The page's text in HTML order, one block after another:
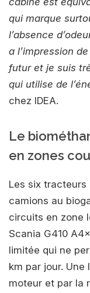
qui marque
l’absence
a l’impression
futur et je suis
qui utilise de
chez IDEA.
Le
en zones
Les six tracteurs
camions au
circuits en zone
Scania G410
limitée qui ne
km par jour.
moteur et par la